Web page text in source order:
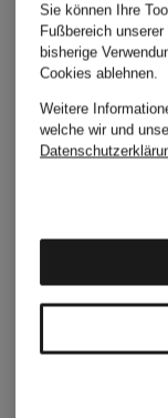
FENZI
mit
Sie können Ihre
Fußbereich
bisherige
Cookies ablehnen.
Weitere
welche wir und